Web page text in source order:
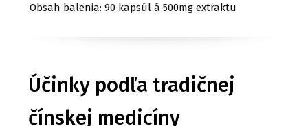
Obsah balenia: 90 kapsúl á 500mg extraktu
Účinky podľa tradičnej
čínskej medicíny